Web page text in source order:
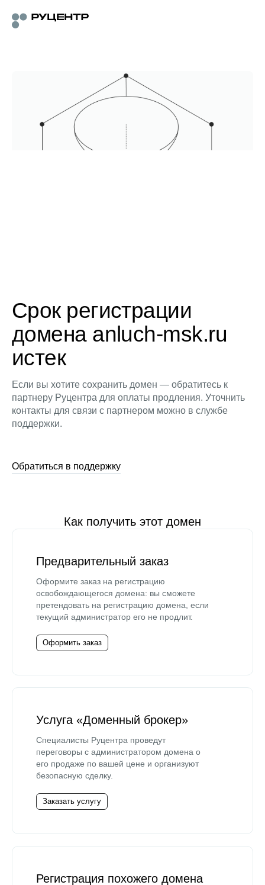
Срок регистрации
домена anluch-msk.ru
истек
Если вы хотите сохранить домен — обратитесь к
партнеру Руцентра для оплаты продления. Уточнить
контакты для связи с партнером можно в службе
поддержки.
Обратиться в поддержку
Как получить этот домен
Предварительный заказ
Оформите заказ на регистрацию
освобождающегося домена: вы сможете
претендовать на регистрацию домена, если
текущий администратор его не продлит.
Оформить заказ
Услуга «Доменный брокер»
Специалисты Руцентра проведут
переговоры с администратором домена о
его продаже по вашей цене и организуют
безопасную сделку.
Заказать услугу
Регистрация похожего домена